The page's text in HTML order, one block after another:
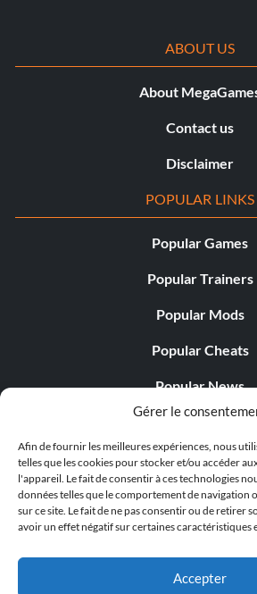
Gérer le
Afin de fournir les meilleures expériences, nous
telles que les cookies pour stocker et/ou accéder
l'appareil. Le fait de consentir à ces technologies
données telles que le comportement de navigation
sur ce site. Le fait de ne pas consentir ou de retirer
avoir un effet négatif sur certaines caractéristiques
Accepter
ABOUT US
About
Contact us
Disclaimer
POPULAR LINKS
Popular Games
Popular Trainers
Popular Mods
Popular Cheats
Popular News
Popular Editorials
Popular Free
LATEST UPDATES